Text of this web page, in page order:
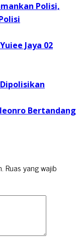
Polisi,
Jaya 02
Bertandang
Ruas yang wajib